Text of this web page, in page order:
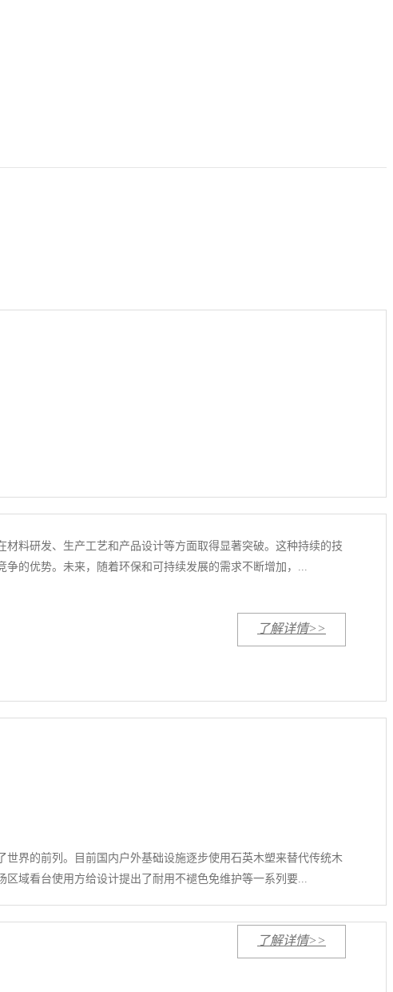
料研发、生产工艺和产品设计等方面取得显著突破。这种持续的技
的优势。未来，随着环保和可持续发展的需求不断增加，...
了解详情>>
界的前列。目前国内户外基础设施逐步使用石英木塑来替代传统木
域看台使用方给设计提出了耐用不褪色免维护等一系列要...
了解详情>>